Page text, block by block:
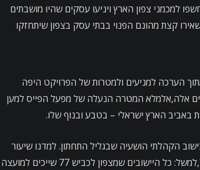
למכמני צפון הארץ ויניעו עסקים שהיו מושבתים
קצת מהונם הפנוי בבתי עסק בצפון שיתחזקו
הערכה למניעים ולמטרות של הפרויקט היפה
אלה,אלמלא המטרה הנעלה של מפעל הפייס למען
באביב הארץ ישראלי – בטבע ובנוף שלו.
הקהלתי הושעיה שבגליל התחתון. למדנו שיעור
ביישוב הגליל ובחלוקה המוניציפלית של הגליל,למשל: כל היישובים שמצפון לכביש 77 שייכים למועצה